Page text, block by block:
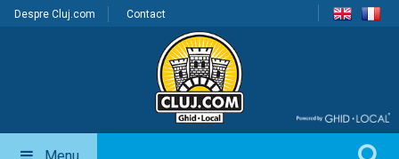
Despre Cluj.com Contact